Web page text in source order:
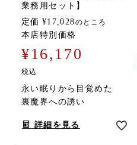
業務用セット】
定価 ¥17,028のところ
本店特別価格
¥16,170
税込
永い眠りから目覚めた
裏魔界への誘い
詳細を見る